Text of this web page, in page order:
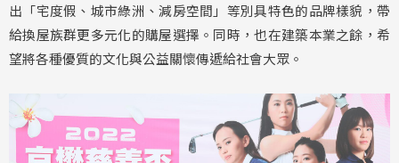
出「宅度假、城市綠洲、減房空間」等別具特色的品牌樣貌，帶
給換屋族群更多元化的購屋選擇。同時，也在建築本業之餘，希
望將各種優質的文化與公益關懷傳遞給社會大眾。